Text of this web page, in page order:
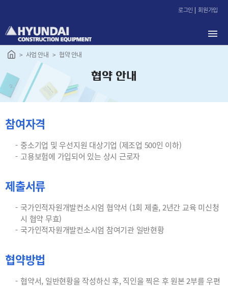
로
가
로그인 회원가입
사업 안내 협약 안내
협약 안내
참여자격
중소기업 및 우선지원 대상기업 (제조업 500인 이하)
고용보험에 가입되어 있는 상시 근로자
제출서류
국가인적자원개발컨소시엄 협약서 (1회 제출, 2년간 교육 미신청
시 협약 무효)
국가인적자원개발컨소시엄 참여기관 일반현황
협약방법
협약서, 일반현황을 작성하신 후, 직인을 찍은 후 원본 2부를 우편